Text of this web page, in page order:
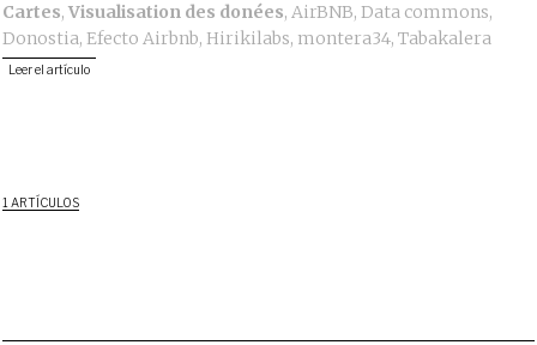
Cartes,Visualisation des donées,AirBNB,Data commons,
Donostia,Efecto Airbnb, Hirikilabs, montera34,Tabakalera
Leer el artículo
1 ARTÍCULOS